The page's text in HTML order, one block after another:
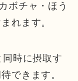
ボチャ・ほう
れます。
時に摂取す
できます。